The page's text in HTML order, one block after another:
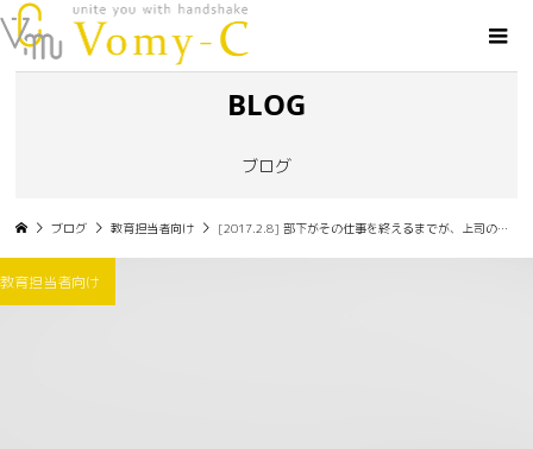
BLOG
ブログ
ブログ 教育担当者向け [2017.2.8] 部下がその仕事を終えるまでが、上司の役割
教育担当者向け